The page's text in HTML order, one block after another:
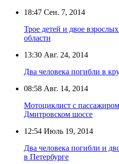
18:47 Сен. 7, 2014
Трое детей и двое
области
13:30 Авг. 24, 2014
Два человека погибли в
08:58 Авг. 14, 2014
Мотоциклист с
Дмитровском шоссе
12:54 Июль 19, 2014
Два человека погибли и
в Петербурге